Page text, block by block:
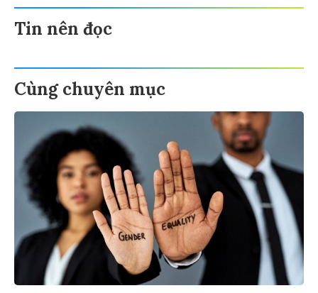
Tin nên đọc
Cùng chuyên mục